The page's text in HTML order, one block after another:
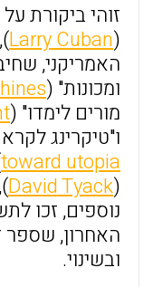
זוהי ביקורת על
(
Larry Cuban
האמריקני,
ומכונות" (
מורים לימדו" (
ו"טיקרינג
toward utopia
(
David Tyack
נוספים, זכו
האחרון, שספר
ובשינוי.